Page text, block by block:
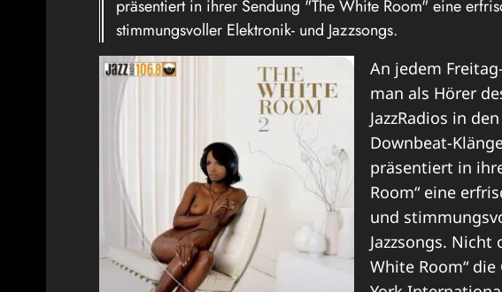
präsentiert in ihrer Sendung "The White Room" eine
stimmungsvoller Elektronik- und Jazzsongs.
An jedem
man als Hörer
JazzRadios in
Downbeat-
präsentiert in
Room“ eine
und
Jazzsongs. Nicht
White Room“